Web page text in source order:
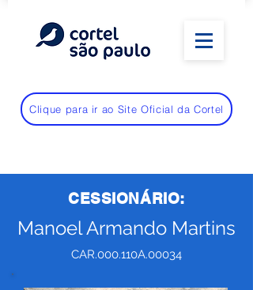
Clique para ir ao Site Oficial da Cortel
CESSIONÁRIO:
Manoel Armando Martins
CAR.000.110A.00034